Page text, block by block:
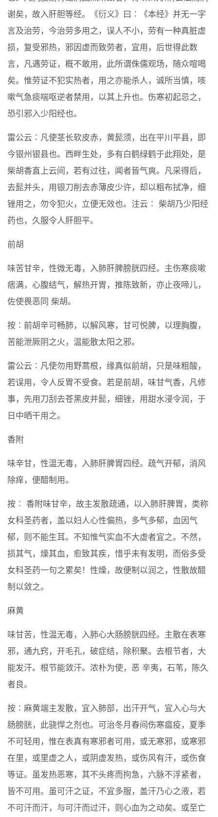
谢矣，故入肝胆等经。《衍义》曰∶《本经》并无一字
言及治劳，今治劳多用之，误人不小，劳有一种真脏虚
损，复受邪热，邪因虚而致劳者，宜用，后世得此数
言，凡遇劳证，概不敢用，此所谓侏儒观场，随众喧喝
矣。惟劳证不犯实热者，用之亦能杀人，诚所当慎，咳
嗽气急痰喘呕逆者禁用，以其上升也。伤寒初起忌之，
恐引邪入少阳经也。
雷公云∶凡使茎长软皮赤，黄髭须，出在平川平县，即
今银州银县也。西畔生处，多有白鹤绿鹤于此翔处，是
柴胡香直上云间，若有过往，闻者皆气爽。凡采得后，
去髭并头，用银刀削去赤薄皮少许，却以粗布拭净，细
锉用之，勿令犯火，立便无效也。注云∶ 柴胡乃少阳经
药也，久服令人肝胆平。
前胡
味苦甘辛，性微无毒，入肺肝脾膀胱四经。主伤寒痰嗽
痞满，心腹结气，解热开胃，推陈致新，亦止夜啼儿，
佐使畏恶同 柴胡。
按∶前胡辛可畅肺，以解风寒，甘可悦脾，以理胸腹，
苦能泄厥阴之火，温能散太阳之邪。
雷公云∶凡使勿用野蒿根，缘真似前胡，只是味粗酸，
若误用，令人反胃不受食。若是前胡，味甘气香，凡修
事，先用刀刮去苍黑皮并髭，细锉，用甜水浸令润，于
日中晒干用之。
香附
味辛甘，性温无毒，入肺肝脾胃四经。疏气开郁，消风
除痒，便醋制用。
按∶ 香附味甘辛，故主发散疏通，以入肺肝脾胃，类称
女科圣药者，盖以妇人心性偏热，多气多郁，血因气
郁，则不能生耳。不知惟气实血不大虚者宜之。不然，
损其气，燥其血，愈致其疾，惜乎未有发明，而俗多受
女科圣药一句之累矣！性燥，故便制以润之，性散故醋
制以敛之。
麻黄
味甘苦，性温无毒，入肺心大肠膀胱四经。主散在表寒
邪，通九窍，开毛孔，破症结，除积聚。去根节者，大
能发汗。根节能敛汗。浓朴为使，恶 辛夷，石苇，陈久
者良。
按∶麻黄端主发散，宜入肺部，出汗开气，宜入心与大
肠膀胱，此骁悍之剂也。可治冬月春间伤寒瘟疫，夏季
不可轻用，惟在表真有寒邪者可用，或无寒邪，或寒邪
在里，或里虚之人，或阴虚发热，或伤风有汗，或伤食
等证。虽发热恶寒，其不头疼而拘急，六脉不浮紧者，
皆不可用。虽可汗之证，不宜多服，盖汗乃心之液，若
不可汗而汗，与可汗而过汗，则心血为之动矣。或至亡